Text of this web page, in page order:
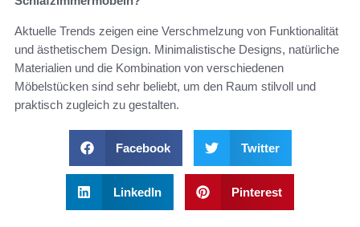
Aktuelle Trends zeigen eine Verschmelzung von Funktionalität
und ästhetischem Design. Minimalistische Designs, natürliche
Materialien und die Kombination von verschiedenen
Möbelstücken sind sehr beliebt, um den Raum stilvoll und
praktisch zugleich zu gestalten.
Facebook Twitter
LinkedIn Pinterest